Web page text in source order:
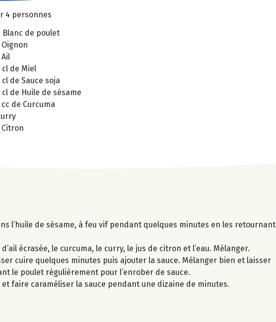
4 personnes
Blanc de poulet
Oignon
Ail
cl de Miel
cl de Sauce soja
cl de Huile de sésame
cc de Curcuma
Citron
l’huile de sésame, à feu vif pendant quelques minutes en les retournant
écrasée, le curcuma, le curry, le jus de citron et l’eau. Mélanger.
cuire quelques minutes puis ajouter la sauce. Mélanger bien et laisser
le poulet régulièrement pour l’enrober de sauce.
faire caraméliser la sauce pendant une dizaine de minutes.